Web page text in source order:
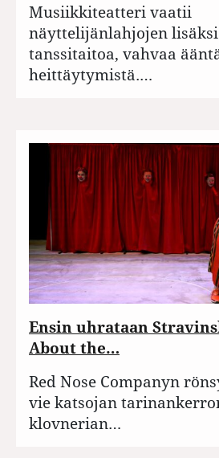
Musiikkiteatteri vaatii
näyttelijänlahjojen
tanssitaitoa, vahvaa
heittäytymistä.…
Ensin uhrataan
About the…
Red Nose Companyn
vie katsojan
klovnerian…